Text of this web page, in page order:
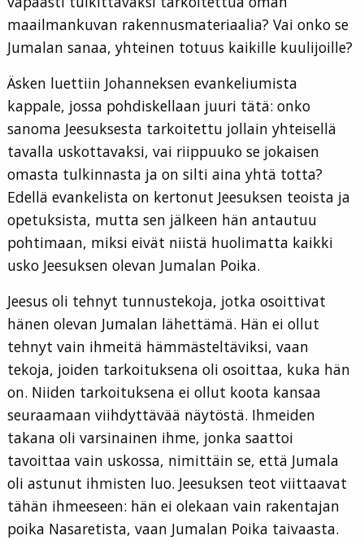
maailmankuvan rakennusmateriaalia? Vai onko se
Jumalan sanaa, yhteinen totuus kaikille kuulijoille?
Äsken luettiin Johanneksen evankeliumista
kappale, jossa pohdiskellaan juuri tätä: onko
sanoma Jeesuksesta tarkoitettu jollain yhteisellä
tavalla uskottavaksi, vai riippuuko se jokaisen
omasta tulkinnasta ja on silti aina yhtä totta?
Edellä evankelista on kertonut Jeesuksen teoista ja
opetuksista, mutta sen jälkeen hän antautuu
pohtimaan, miksi eivät niistä huolimatta kaikki
usko Jeesuksen olevan Jumalan Poika.
Jeesus oli tehnyt tunnustekoja, jotka osoittivat
hänen olevan Jumalan lähettämä. Hän ei ollut
tehnyt vain ihmeitä hämmästeltäviksi, vaan
tekoja, joiden tarkoituksena oli osoittaa, kuka hän
on. Niiden tarkoituksena ei ollut koota kansaa
seuraamaan viihdyttävää näytöstä. Ihmeiden
takana oli varsinainen ihme, jonka saattoi
tavoittaa vain uskossa, nimittäin se, että Jumala
oli astunut ihmisten luo. Jeesuksen teot viittaavat
tähän ihmeeseen: hän ei olekaan vain rakentajan
poika Nasaretista, vaan Jumalan Poika taivaasta.